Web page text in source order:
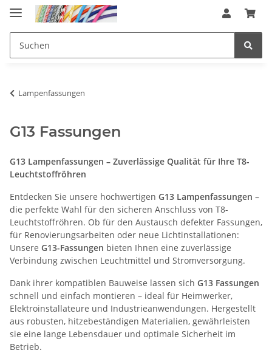
Lampenfassungen
G13 Fassungen
G13 Lampenfassungen – Zuverlässige Qualität für Ihre T8-
Leuchtstoffröhren
Entdecken Sie unsere hochwertigen G13 Lampenfassungen –
die perfekte Wahl für den sicheren Anschluss von T8-
Leuchtstoffröhren. Ob für den Austausch defekter Fassungen,
für Renovierungsarbeiten oder neue Lichtinstallationen:
Unsere G13-Fassungen bieten Ihnen eine zuverlässige
Verbindung zwischen Leuchtmittel und Stromversorgung.
Dank ihrer kompatiblen Bauweise lassen sich G13 Fassungen
schnell und einfach montieren – ideal für Heimwerker,
Elektroinstallateure und Industrieanwendungen. Hergestellt
aus robusten, hitzebeständigen Materialien, gewährleisten
sie eine lange Lebensdauer und optimale Sicherheit im
Betrieb.